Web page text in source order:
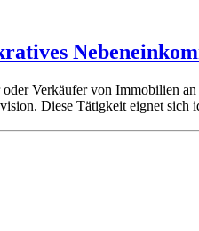
Verkäufer von Immobilien
Diese Tätigkeit eignet